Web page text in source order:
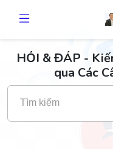
HỎI & ĐÁP -
qua Các
Tìm kiếm